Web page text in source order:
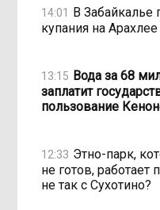
14:01 В Забайкалье
купания на
13:15 Вода за 68
заплатит
пользование
12:33 Этно-парк,
не готов, работает
не так с Сухотино?